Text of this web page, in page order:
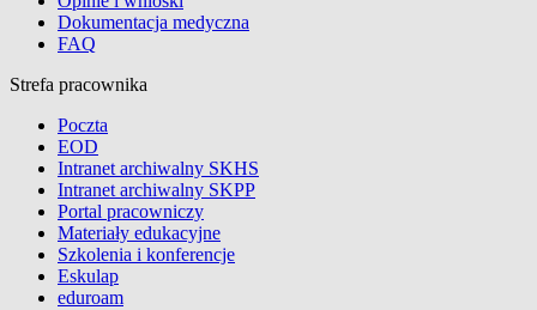
Dokumentacja medyczna
FAQ
Strefa pracownika
Poczta
EOD
Intranet archiwalny SKHS
Intranet archiwalny SKPP
Portal pracowniczy
Materiały edukacyjne
Szkolenia i konferencje
Eskulap
eduroam